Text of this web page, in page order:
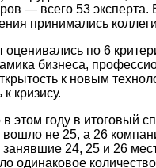
— всего 53 эксперта.
принимались
оценивались по 6
бизнеса,
к новым
кризису.
этом году в итоговый
вошло не 25, а 26
занявшие 24, 25 и 26
одинаковое